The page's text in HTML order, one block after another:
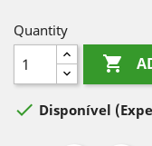
Quantity

 Disponível